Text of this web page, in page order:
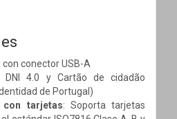
con conector USB-A
DNI 4.0 y Cartão de cidadão
de Portugal)
con tarjetas: Soporta tarjetas